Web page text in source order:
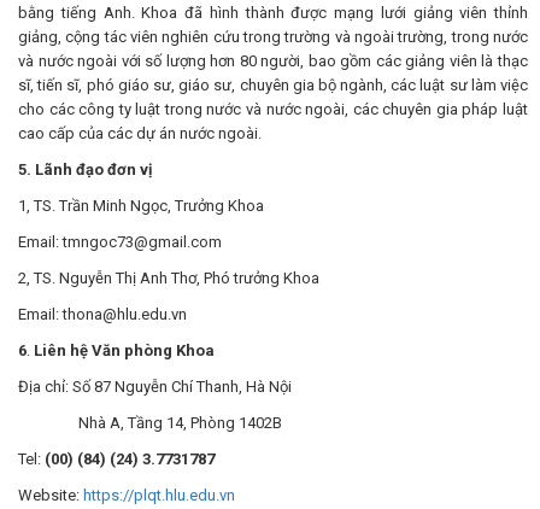
bằng tiếng Anh. Khoa đã hình thành được mạng lưới giảng viên thỉnh
giảng, cộng tác viên nghiên cứu trong trường và ngoài trường, trong nước
và nước ngoài với số lượng hơn 80 người, bao gồm các giảng viên là thạc
sĩ, tiến sĩ, phó giáo sư, giáo sư, chuyên gia bộ ngành, các luật sư làm việc
cho các công ty luật trong nước và nước ngoài, các chuyên gia pháp luật
cao cấp của các dự án nước ngoài.
5. Lãnh đạo đơn vị
1, TS. Trần Minh Ngọc, Trưởng Khoa
Email: tmngoc73@gmail.com
2, TS. Nguyễn Thị Anh Thơ, Phó trưởng Khoa
Email: thona@hlu.edu.vn
6. Liên hệ Văn phòng Khoa
Địa chỉ: Số 87 Nguyễn Chí Thanh, Hà Nội
Nhà A, Tầng 14, Phòng 1402B
Tel: (00) (84) (24) 3.7731787
Website: https://plqt.hlu.edu.vn